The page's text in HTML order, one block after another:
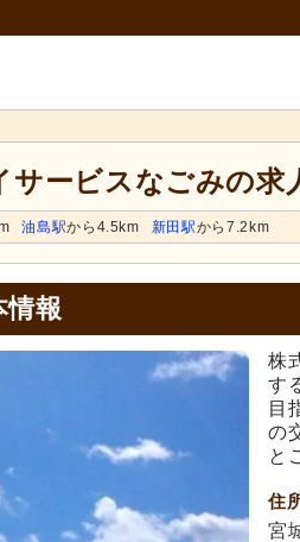
サービスなごみの求
油島駅から4.5km 新田駅から7.2km
報
株
す
目
の
と
住
宮